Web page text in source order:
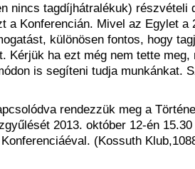
nincs tagdíjhátralékuk) részvételi
a Konferencián. Mivel az Egylet a
különösen fontos, hogy
Kérjük ha ezt még nem tette meg,
is segíteni tudja munkánkat.
rendezzük meg a
2013. október 12-én
(Kossuth